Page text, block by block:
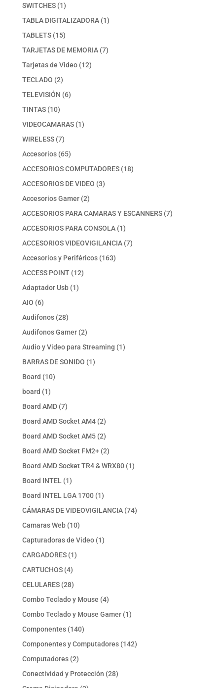
SWITCHES 11
producto
TABLA DIGITALIZADORA 11
TABLETS 1515
productos
TARJETAS DE MEMORIA 77
Tarjetas de Video 1212
TECLADO 22
productos
TELEVISIÓN 66
TINTAS 1010
productos
VIDEOCAMARAS 11
WIRELESS 77
productos
Accesorios 6565
productos
ACCESORIOS COMPUTADORES 1818
ACCESORIOS DE VIDEO 33
Accesorios Gamer 22
productos
ACCESORIOS PARA CAMARAS Y ESCANNERS 77
ACCESORIOS PARA CONSOLA 11
producto
ACCESORIOS VIDEOVIGILANCIA 77
Accesorios y Periféricos 163163
ACCESS POINT 1212
Adaptador Usb 11
AIO 66
productos
Audifonos 2828
productos
Audifonos Gamer 22
productos
Audio y Video para Streaming 11
BARRAS DE SONIDO 11
Board 1010
board 11
producto
Board AMD 77
productos
Board AMD Socket AM4 22
productos
Board AMD Socket AM5 22
productos
Board AMD Socket FM2+ 22
productos
Board AMD Socket TR4 & WRX80 11
Board INTEL 11
producto
Board INTEL LGA 1700 11
producto
CÁMARAS DE VIDEOVIGILANCIA 7474
Camaras Web 1010
productos
Capturadoras de Video 11
CARGADORES 11
CARTUCHOS 44
productos
CELULARES 2828
productos
Combo Teclado y Mouse 44
productos
Combo Teclado y Mouse Gamer 11
Componentes 140140
productos
Componentes y Computadores 142142
Computadores 22
productos
Conectividad y Protección 2828